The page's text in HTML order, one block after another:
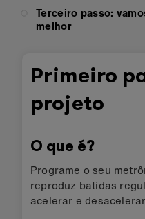
Terceiro passo:
melhor
Primeiro
projeto
O que é?
Programe o seu
reproduz batidas
acelerar e